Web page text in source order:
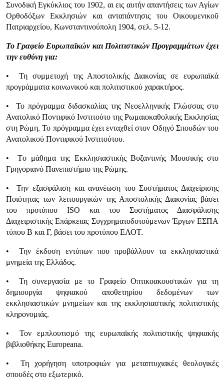
Συνοδική Εγκύκλιος του 1902, αι εις αυτήν απαντήσεις των Αγίων
Ορθοδόξων Εκκλησιών και ανταπάντησις του Οικουμενικοῦ
Πατριαρχείου, Κωνσταντινούπολη 1904, σελ. 5-12.
Το Γραφείο Ευρωπαϊκών και Πολιτιστικών Προγραμμάτων έχει
την ευθύνη για:
• Τη συμμετοχή της Αποστολικής Διακονίας σε ευρωπαϊκά
προγράμματα κοινωνικού και πολιτιστικού χαρακτήρος.
• Το πρόγραμμα διδασκαλίας της Νεοελληνικής Γλώσσας στο
Ανατολικό Ποντιφικό Ινστιτούτο της Ρωμαιοκαθολικής Εκκλησίας
στη Ρώμη. Το πρόγραμμα έχει ενταχθεί στον Οδηγό Σπουδών του
Ανατολικού Ποντιφικού Ινστιτούτου.
• Tο μάθημα της Εκκλησιαστικής Βυζαντινής Μουσικής στο
Γρηγοριανό Πανεπιστήμιο της Ρώμης.
• Την εξασφάλιση και ανανέωση του Συστήματος Διαχείρισης
Ποιότητας των λειτουργικών της Αποστολικής Διακονίας βάσει
του προτύπου ISO και του Συστήματος Διασφάλισης
Διαχειριστικής Επάρκειας Συγχρηματοδοτούμενων Έργων ΕΣΠΑ
τύπου Β και Γ, βάσει του προτύπου ΕΛΟΤ.
• Την έκδοση εντύπων που προβάλλουν τα εκκλησιαστικά
μνημεία της Ελλάδος.
• Τη συνεργασία με το Γραφείο Οπτικοακουστικών για τη
δημιουργία ψηφιακού αποθετηρίου δεδομένων των
εκκλησιαστικών μνημείων και της εκκλησιαστικής πολιτιστικής
κληρονομιάς.
• Τον εμπλουτισμό της ευρωπαϊκής πολιτιστικής ψηφιακής
βιβλιοθήκης Europeana.
• Τη χορήγηση υποτροφιών για μεταπτυχιακές θεολογικές
σπουδές στο εξωτερικό.